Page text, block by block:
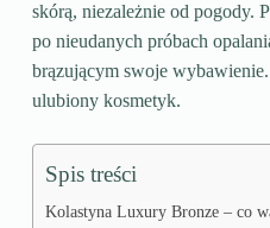
skórą, niezależnie od pogody.
po nieudanych próbach
brązującym swoje
ulubiony kosmetyk.
Spis treści
Kolastyna Luxury Bronze – co